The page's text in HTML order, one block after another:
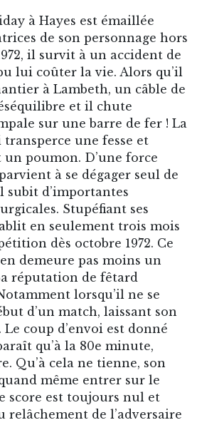
à Hayes est émaillée
de son personnage hors
il survit à un accident de
lui coûter la vie. Alors qu’il
à Lambeth, un câble de
et il chute
sur une barre de fer ! La
une fesse et
un poumon. D’une force
à se dégager seul de
subit d’importantes
Stupéfiant ses
en seulement trois mois
dès octobre 1972. Ce
demeure pas moins un
réputation de fêtard
lorsqu’il ne se
d’un match, laissant son
coup d’envoi est donné
qu’à la 80e minute,
Qu’à cela ne tienne, son
même entrer sur le
score est toujours nul et
relâchement de l’adversaire